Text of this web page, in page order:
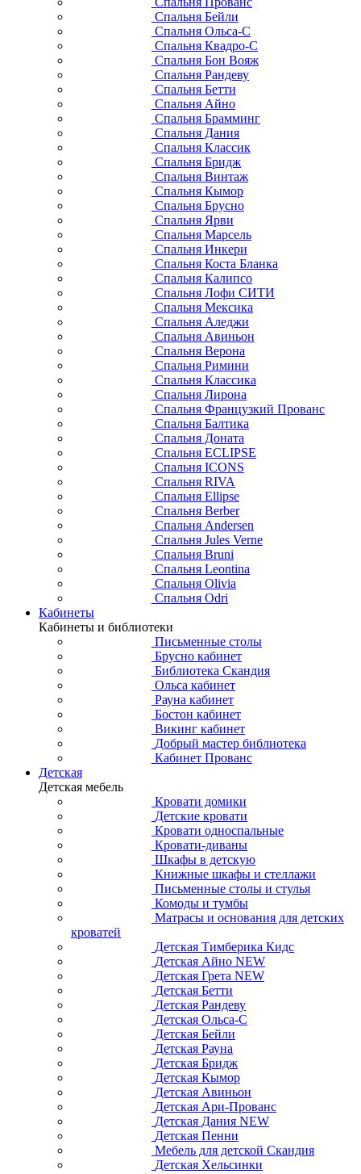
Спальня Бейли
Спальня Ольса-С
Спальня Квадро-С
Спальня Бон Вояж
Спальня Рандеву
Спальня Бетти
Спальня Айно
Спальня Брамминг
Спальня Дания
Спальня Классик
Спальня Бридж
Спальня Винтаж
Спальня Кымор
Спальня Брусно
Спальня Ярви
Спальня Марсель
Спальня Инкери
Спальня Коста Бланка
Спальня Калипсо
Спальня Лофи СИТИ
Спальня Мексика
Спальня Аледжи
Спальня Авиньон
Спальня Верона
Спальня Римини
Спальня Классика
Спальня Лирона
Спальня Французкий Прованс
Спальня Балтика
Спальня Доната
Спальня ECLIPSE
Спальня ICONS
Спальня RIVA
Спальня Ellipse
Спальня Berber
Спальня Andersen
Спальня Jules Verne
Спальня Bruni
Спальня Leontina
Спальня Olivia
Спальня Odri
Кабинеты
Кабинеты и библиотеки
Письменные столы
Брусно кабинет
Библиотека Скандия
Ольса кабинет
Рауна кабинет
Бостон кабинет
Викинг кабинет
Добрый мастер библиотека
Кабинет Прованс
Детская
Детская мебель
Кровати домики
Детские кровати
Кровати односпальные
Кровати-диваны
Шкафы в детскую
Книжные шкафы и стеллажи
Письменные столы и стулья
Комоды и тумбы
Матрасы и основания для детских
кроватей
Детская Тимберика Кидс
Детская Айно NEW
Детская Грета NEW
Детская Бетти
Детская Рандеву
Детская Ольса-С
Детская Бейли
Детская Рауна
Детская Бридж
Детская Кымор
Детская Авиньон
Детская Ари-Прованс
Детская Дания NEW
Детская Пенни
Мебель для детской Скандия
Детская Хельсинки